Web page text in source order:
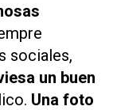
sociales,
un buen
Una foto